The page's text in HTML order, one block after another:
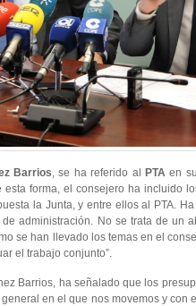
Barrios, se ha referido al PTAen
esta forma, el consejero ha incluido
la Junta, y entre ellos al PTA.
administración. No se trata de un
se han llevado los temas en el
el trabajo conjunto”.
Barrios, ha señalado que los
en el que nos movemos y con